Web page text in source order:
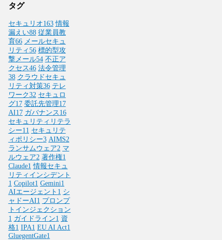
タグ
セキュリオ163 情報
漏えい88 従業員教
育66 メールセキュ
リティ 56 標的型攻
撃メール54 不正ア
クセス46 法令管理
38 クラウドセキュ
リティ対策36 テレ
ワーク32 セキュロ
グ17 委託先管理17
AI17 ガバナンス 16
セキュリティリテラ
シー11 セキュリテ
ィポリシー3 AIMS2
ランサムウェア2 マ
ルウェア2 著作権1
Claude1 情報セキュ
リティインシデント
1 Copilot1 Gemini1
AIエージェント 1 シ
ャドーAI1 プロンプ
トインジェクション
1 ガイドライン1 資
格1 IPA1 EU AI Act1
GluegentGate1